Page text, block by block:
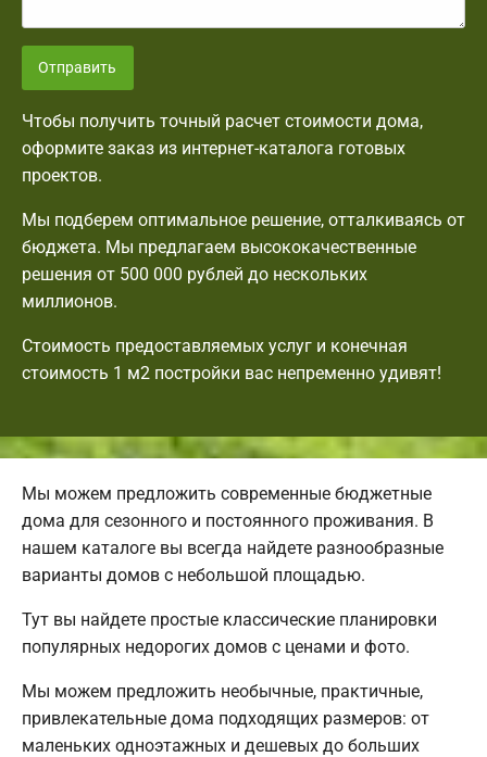
Отправить
Чтобы получить точный расчет стоимости дома,
оформите заказ из интернет-каталога готовых
проектов.
Мы подберем оптимальное решение, отталкиваясь от
бюджета. Мы предлагаем высококачественные
решения от 500 000 рублей до нескольких
миллионов.
Стоимость предоставляемых услуг и конечная
стоимость 1 м2 постройки вас непременно удивят!
Мы можем предложить современные бюджетные
дома для сезонного и постоянного проживания. В
нашем каталоге вы всегда найдете разнообразные
варианты домов с небольшой площадью.
Тут вы найдете простые классические планировки
популярных недорогих домов с ценами и фото.
Мы можем предложить необычные, практичные,
привлекательные дома подходящих размеров: от
маленьких одноэтажных и дешевых до больших